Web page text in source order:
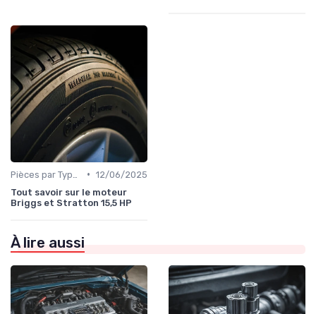
• 12/06/2025
Tout savoir sur le moteur
Briggs et Stratton 15,5 HP
À lire aussi